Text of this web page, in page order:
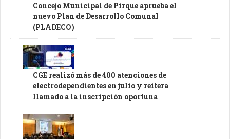
Concejo Municipal de Pirque aprueba el
nuevo Plan de Desarrollo Comunal
(PLADECO)
CGE realizó más de 400 atenciones de
electrodependientes en julio y reitera
llamado a la inscripción oportuna